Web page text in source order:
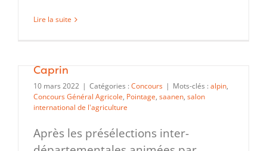
Lire la suite
Caprin
10 mars 2022 | Catégories : Concours | Mots-clés : alpin,
Concours Général Agricole, Pointage, saanen, salon
international de l'agriculture
Après les présélections inter-